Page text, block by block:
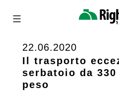
content
Righetto
22.06.2020
Il trasporto
serbatoio da
peso